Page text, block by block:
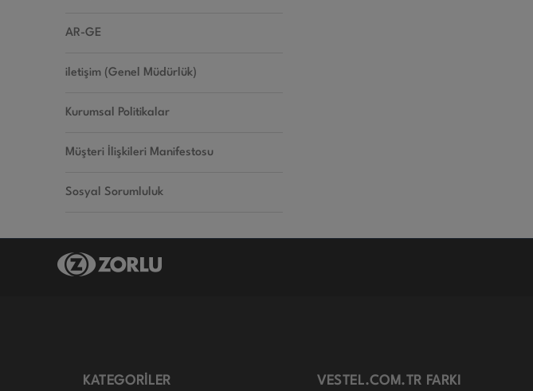
AR-GE
iletişim (Genel Müdürlük)
Kurumsal Politikalar
Müşteri İlişkileri Manifestosu
Sosyal Sorumluluk
KATEGORİLER VESTEL.COM.TR FARKI